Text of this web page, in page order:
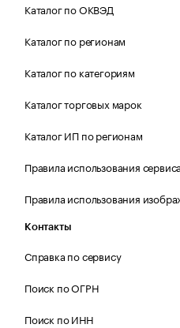
Каталог по ОКВЭД
Каталог по регионам
Каталог по категориям
Каталог торговых марок
Каталог ИП по регионам
Правила использования сервиса
Правила использования
Контакты
Справка по сервису
Поиск по ОГРН
Поиск по ИНН